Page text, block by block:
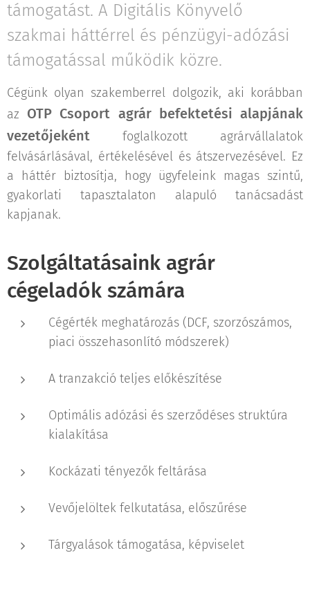
támogatást. A Digitális Könyvelő
szakmai háttérrel és pénzügyi-adózási
támogatással működik közre.
Cégünk olyan szakemberrel dolgozik, aki korábban
az OTP Csoport agrár befektetési alapjának
vezetőjeként foglalkozott agrárvállalatok
felvásárlásával, értékelésével és átszervezésével. Ez
a háttér biztosítja, hogy ügyfeleink magas szintű,
gyakorlati tapasztalaton alapuló tanácsadást
kapjanak.
Szolgáltatásaink agrár
cégeladók számára
Cégérték meghatározás (DCF, szorzószámos,
piaci összehasonlító módszerek)
A tranzakció teljes előkészítése
Optimális adózási és szerződéses struktúra
kialakítása
Kockázati tényezők feltárása
Vevőjelöltek felkutatása, előszűrése
Tárgyalások támogatása, képviselet